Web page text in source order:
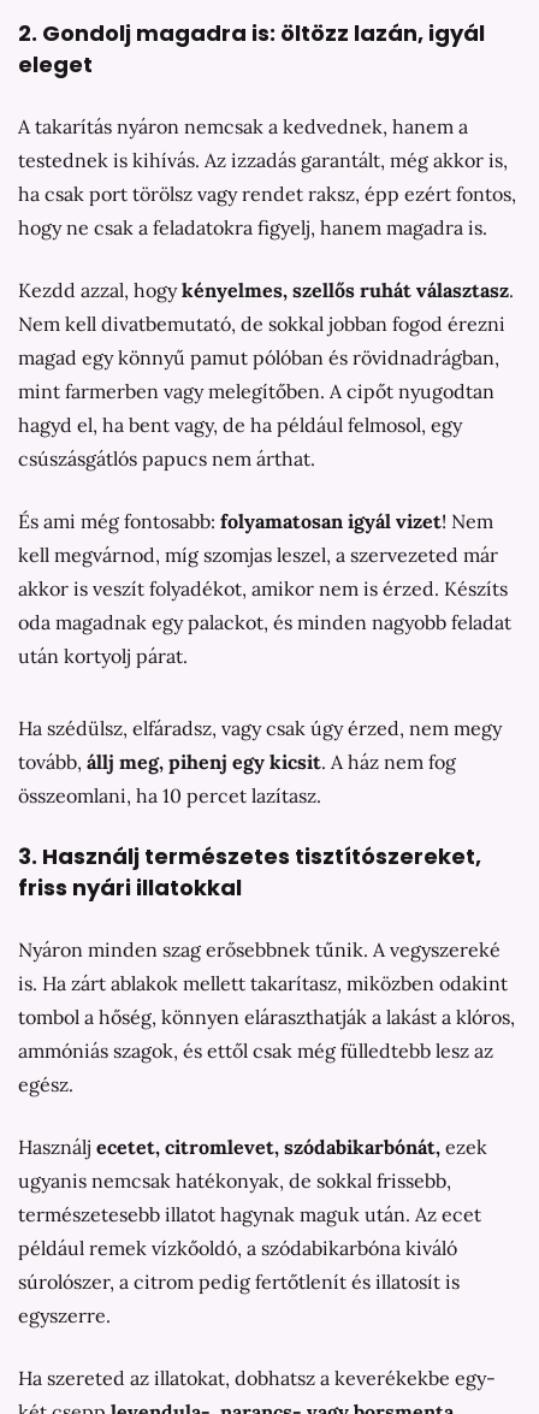
2. Gondolj magadra is: öltözz lazán, igyál
eleget
A takarítás nyáron nemcsak a kedvednek, hanem a
testednek is kihívás. Az izzadás garantált, még akkor is,
ha csak port törölsz vagy rendet raksz, épp ezért fontos,
hogy ne csak a feladatokra figyelj, hanem magadra is.
Kezdd azzal, hogykényelmes, szellős ruhát választasz.
Nem kell divatbemutató, de sokkal jobban fogod érezni
magad egy könnyű pamut pólóban és rövidnadrágban,
mint farmerben vagy melegítőben. A cipőt nyugodtan
hagyd el, ha bent vagy, de ha például felmosol, egy
csúszásgátlós papucs nem árthat.
És ami még fontosabb: folyamatosan igyál vizet! Nem
kell megvárnod, míg szomjas leszel, a szervezeted már
akkor is veszít folyadékot, amikor nem is érzed. Készíts
oda magadnak egy palackot, és minden nagyobb feladat
után kortyolj párat.
Ha szédülsz, elfáradsz, vagy csak úgy érzed, nem megy
tovább, állj meg, pihenj egy kicsit. A ház nem fog
összeomlani, ha 10 percet lazítasz.
3. Használj természetes tisztítószereket,
friss nyári illatokkal
Nyáron minden szag erősebbnek tűnik. A vegyszereké
is. Ha zárt ablakok mellett takarítasz, miközben odakint
tombol a hőség, könnyen eláraszthatják a lakást a klóros,
ammóniás szagok, és ettől csak még fülledtebb lesz az
egész.
Használj ecetet, citromlevet, szódabikarbónát, ezek
ugyanis nemcsak hatékonyak, de sokkal frissebb,
természetesebb illatot hagynak maguk után. Az ecet
például remek vízkőoldó, a szódabikarbóna kiváló
súrolószer, a citrom pedig fertőtlenít és illatosít is
egyszerre.
Ha szereted az illatokat, dobhatsz a keverékekbe egy-